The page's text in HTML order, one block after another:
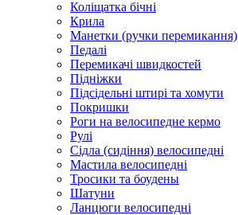
Коліщатка бічні
Крила
Манетки (ручки перемикання)
Педалі
Перемикачі швидкостей
Підніжки
Підсідельні штирі та хомути
Покришки
Роги на велосипедне кермо
Рулі
Сідла (сидіння) велосипедні
Мастила велосипедні
Тросики та боудены
Шатуни
Ланцюги велосипедні